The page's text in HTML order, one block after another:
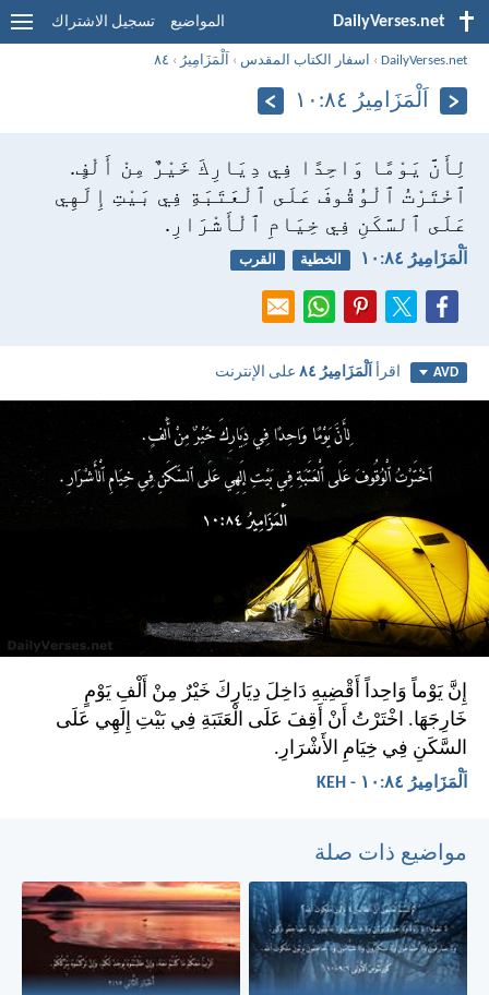
DailyVerses.net المواضيع تسجيل الاشتراك
DailyVerses.net
› اسفار الكتاب المقدس › اَلْمَزَامِيرُ › ٨٤
اَلْمَزَامِيرُ ٨٤:‏١٠
لِأَنَّ يَوْمًا وَاحِدًا فِي دِيَارِكَ خَيْرٌ مِنْ أَلْفٍ.
ٱخْتَرْتُ ٱلْوُقُوفَ عَلَى ٱلْعَتَبَةِ فِي بَيْتِ إِلَهِي
عَلَى ٱلسَّكَنِ فِي خِيَامِ ٱلْأَشْرَارِ.
اَلْمَزَامِيرُ ٨٤:‏١٠ الخطية القرب
AVD اقرأاَلْمَزَامِيرُ ٨٤ على الإنترنت
إِنَّ يَوْماً وَاحِداً أَقْضِيهِ دَاخِلَ دِيَارِكَ خَيْرٌ مِنْ أَلْفِ يَوْمٍ
خَارِجَهَا. اخْتَرْتُ أَنْ أَقِفَ عَلَى الْعَتَبَةِ فِي بَيْتِ إِلَهِي عَلَى
السَّكَنِ فِي خِيَامِ الأَشْرَارِ.
اَلْمَزَامِيرُ ٨٤:‏١٠ - KEH
مواضيع ذات صلة